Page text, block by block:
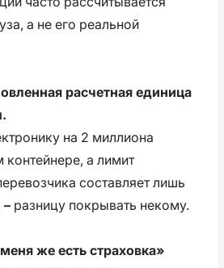
а не его реальной
расчетная единица
на 2 миллиона
а лимит
составляет лишь
– разницу покрывать некому.
же есть страховка»